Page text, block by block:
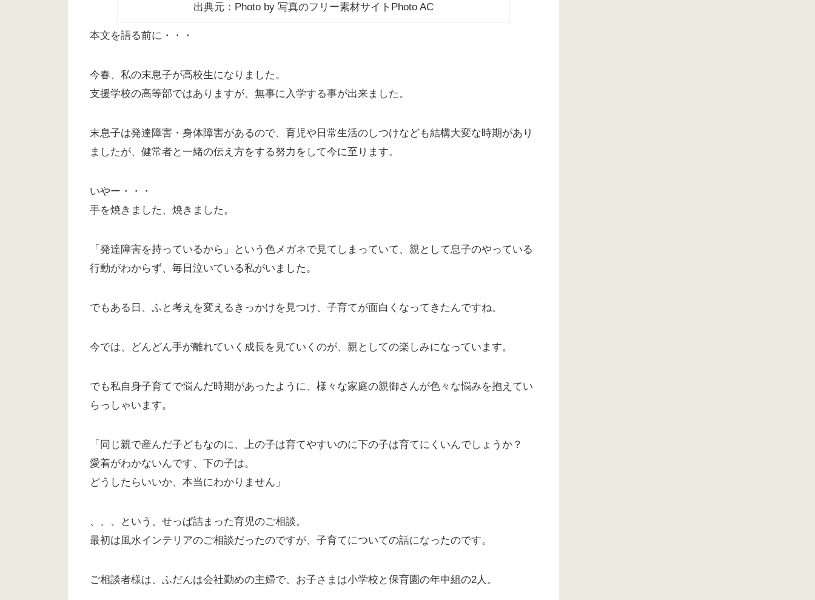
出典元：Photo by 写真のフリー素材サイトPhoto AC
本文を語る前に・・・
今春、私の末息子が高校生になりました。
支援学校の高等部ではありますが、無事に入学する事が出来ました。
末息子は発達障害・身体障害があるので、育児や日常生活のしつけなども結構大変な時期があり
ましたが、健常者と一緒の伝え方をする努力をして今に至ります。
いやー・・・
手を焼きました、焼きました。
「発達障害を持っているから」という色メガネで見てしまっていて、親として息子のやっている
行動がわからず、毎日泣いている私がいました。
でもある日、ふと考えを変えるきっかけを見つけ、子育てが面白くなってきたんですね。
今では、どんどん手が離れていく成長を見ていくのが、親としての楽しみになっています。
でも私自身子育てで悩んだ時期があったように、様々な家庭の親御さんが色々な悩みを抱えてい
らっしゃいます。
「同じ親で産んだ子どもなのに、上の子は育てやすいのに下の子は育てにくいんでしょうか？
愛着がわかないんです、下の子は。
どうしたらいいか、本当にわかりません」
、、、という、せっぱ詰まった育児のご相談。
最初は風水インテリアのご相談だったのですが、子育てについての話になったのです。
ご相談者様は、ふだんは会社勤めの主婦で、お子さまは小学校と保育園の年中組の2人。